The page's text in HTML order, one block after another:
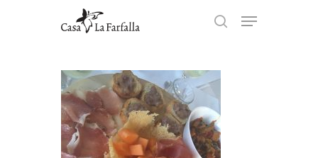
Hit enter to search or ESC to
close